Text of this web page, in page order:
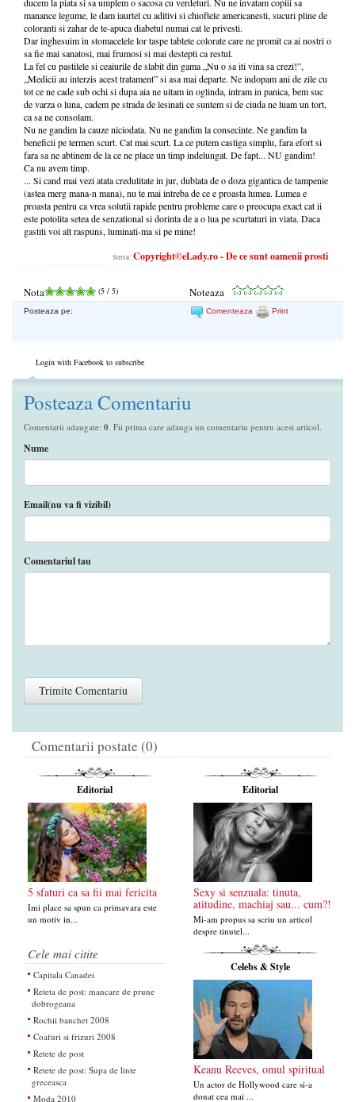
manance legume, le dam iaurtel cu aditivi si chioftele americanesti, sucuri pline de
coloranti si zahar de te-apuca diabetul numai cat le privesti.
Dar inghesuim in stomacelele lor taspe tablete colorate care ne promit ca ai nostri o
sa fie mai sanatosi, mai frumosi si mai destepti ca restul.
La fel cu pastilele si ceaiurile de slabit din gama „Nu o sa iti vina sa crezi!”,
„Medicii au interzis acest tratament” si asa mai departe. Ne indopam ani de zile cu
tot ce ne cade sub ochi si dupa aia ne uitam in oglinda, intram in panica, bem suc
de varza o luna, cadem pe strada de lesinati ce suntem si de ciuda ne luam un tort,
ca sa ne consolam.
Nu ne gandim la cauze niciodata. Nu ne gandim la consecinte. Ne gandim la
beneficii pe termen scurt. Cat mai scurt. La ce putem castiga simplu, fara efort si
fara sa ne abtinem de la ce ne place un timp indelungat. De fapt... NU gandim!
Ca nu avem timp.
... Si cand mai vezi atata credulitate in jur, dublata de o doza gigantica de tampenie
(astea merg mana-n mana), nu te mai intreba de ce e proasta lumea. Lumea e
proasta pentru ca vrea solutii rapide pentru probleme care o preocupa exact cat ii
este potolita setea de senzational si dorinta de a o lua pe scurtaturi in viata. Daca
gastiti voi alt raspuns, luminati-ma si pe mine!
Sursa: Copyright©eLady.ro - De ce sunt oamenii prosti
Nota (5 / 5) Noteaza
Posteaza pe: Comenteaza Print
Login with Facebook to subscribe
Posteaza Comentariu
Comentarii adaugate: 0 . Fii prima care adauga un comentariu pentru acest articol.
Nume
Email(nu va fi vizibil)
Comentariul tau
Comentarii postate (0)
Editorial
5 sfaturi ca sa fii mai fericita
Imi place sa spun ca primavara este
un motiv in...
Editorial
Sexy si senzuala: tinuta,
atitudine, machiaj sau... cum?!
Mi-am propus sa scriu un articol
despre tinutel...
Cele mai citite
Capitala Canadei
Reteta de post: mancare de prune
dobrogeana
Rochii banchet 2008
Coafuri si frizuri 2008
Retete de post
Retete de post: Supa de linte
greceasca
Moda 2010
Celebs & Style
Keanu Reeves, omul spiritual
Un actor de Hollywood care si-a
donat cea mai ...